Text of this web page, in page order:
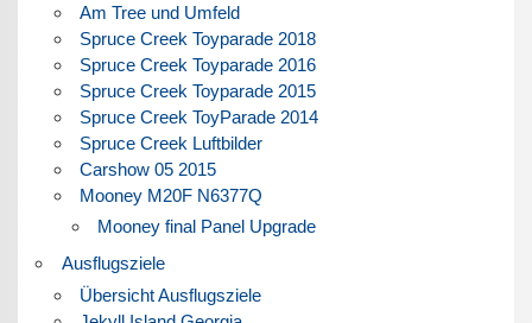
Am Tree und Umfeld
Spruce Creek Toyparade 2018
Spruce Creek Toyparade 2016
Spruce Creek Toyparade 2015
Spruce Creek ToyParade 2014
Spruce Creek Luftbilder
Carshow 05 2015
Mooney M20F N6377Q
Mooney final Panel Upgrade
Ausflugsziele
Übersicht Ausflugsziele